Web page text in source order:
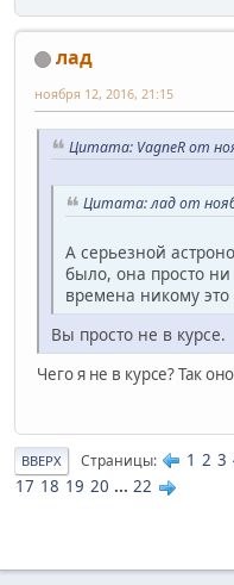
лад
ноября 12, 2016, 21:15
Цитата: VagneR от
Цитата: лад от
А серьезной
было, она просто ни
времена никому
Вы просто не в курсе.
Чего я не в курсе? Так
ВВЕРХ Страницы 1 2 3
17 18 19 20 ... 22